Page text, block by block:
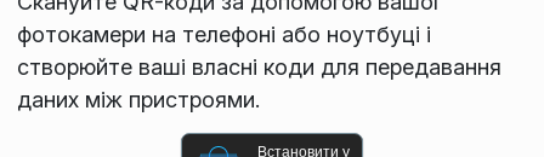
фотокамери на телефоні або ноутбуці і
створюйте ваші власні коди для передавання
даних між пристроями.
Встановити у